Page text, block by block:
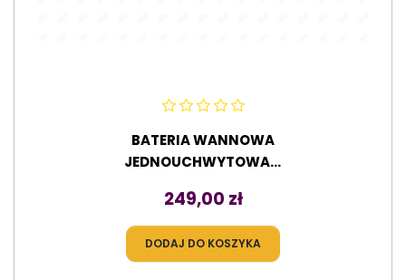
BATERIA WANNOWA
JEDNOUCHWYTOWA...
Cena
249,00 zł
DODAJ DO KOSZYKA